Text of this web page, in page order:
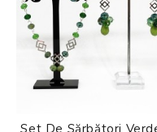
Set De Sărbători